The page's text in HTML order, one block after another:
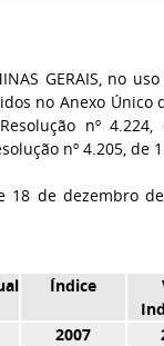
GERAIS, no
no Anexo Único
nº
nº 4.205, de
18 de dezembro
Índice
2007